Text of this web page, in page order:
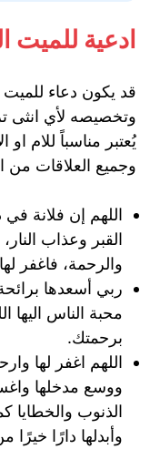
ادعية للميت
قد يكون دعاء للميت
وتخصيصه لأي انثى
يُعتبر مناسباً للام
وجميع العلاقات من
اللهم إن فلانة
القبر وعذاب
والرحمة، فاغفر
ربي أسعدها برائحة
محبة الناس اليها
برحمتك.
اللهم اغفر لها
ووسع مدخلها
الذنوب والخطايا
وأبدلها دارًا خيرًا